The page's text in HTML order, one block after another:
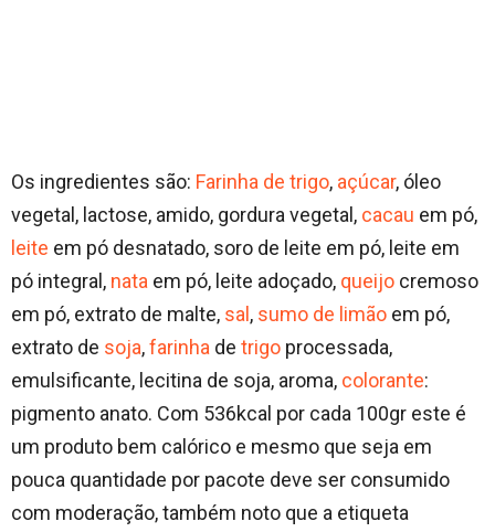
Os ingredientes são: Farinha de trigo, açúcar, óleo
vegetal, lactose, amido, gordura vegetal, cacau em pó,
leite em pó desnatado, soro de leite em pó, leite em
pó integral, nata em pó, leite adoçado, queijo cremoso
em pó, extrato de malte, sal, sumo de limão em pó,
extrato de soja,farinha de trigo processada,
emulsificante, lecitina de soja, aroma, colorante:
pigmento anato. Com 536kcal por cada 100gr este é
um produto bem calórico e mesmo que seja em
pouca quantidade por pacote deve ser consumido
com moderação, também noto que a etiqueta